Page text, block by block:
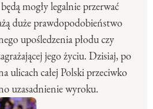
mogły legalnie przerwać
duże prawdopodobieństwo
upośledzenia płodu czy
jego życiu. Dzisiaj, po
ulicach całej Polski przeciwko
uzasadnienie wyroku.